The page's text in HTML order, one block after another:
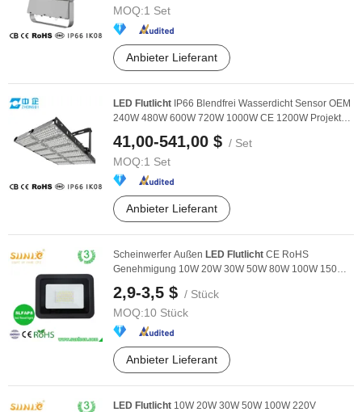
MOQ:1 Set
Anbieter Lieferant
LED Flutlicht IP66 Blendfrei Wasserdicht Sensor OEM
240W 480W 600W 720W 1000W CE 1200W Projektor
41,00-541,00 $ / Set
MOQ:1 Set
Anbieter Lieferant
Scheinwerfer Außen LED Flutlicht CE RoHS
Genehmigung 10W 20W 30W 50W 80W 100W 150W
2,9-3,5 $ / Stück
MOQ:10 Stück
Anbieter Lieferant
LED Flutlicht 10W 20W 30W 50W 100W 220V